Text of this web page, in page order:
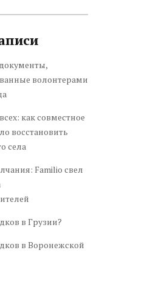
волонтерами
как совместное
восстановить
села
Familio свел
в Грузии?
в Воронежской